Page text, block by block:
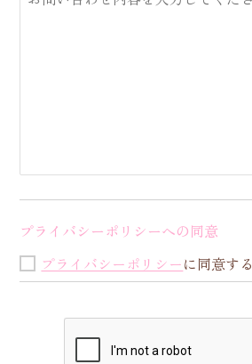
プライバシーポリシーへの同意
プライバシーポリシーに同意する